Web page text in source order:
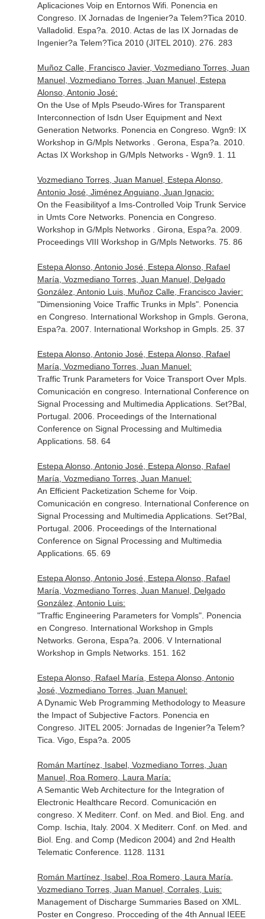
Aplicaciones Voip en Entornos Wifi. Ponencia en
Congreso. IX Jornadas de Ingenier?a Telem?Tica 2010.
Valladolid. Espa?a. 2010. Actas de las IX Jornadas de
Ingenier?a Telem?Tica 2010 (JITEL 2010). 276. 283
Muñoz Calle, Francisco Javier, Vozmediano Torres, Juan
Manuel, Vozmediano Torres, Juan Manuel, Estepa
Alonso, Antonio José:
On the Use of Mpls Pseudo-Wires for Transparent
Interconnection of Isdn User Equipment and Next
Generation Networks. Ponencia en Congreso. Wgn9: IX
Workshop in G/Mpls Networks . Gerona, Espa?a. 2010.
Actas IX Workshop in G/Mpls Networks - Wgn9. 1. 11
Vozmediano Torres, Juan Manuel, Estepa Alonso,
Antonio José, Jiménez Anguiano, Juan Ignacio:
On the Feasibilityof a Ims-Controlled Voip Trunk Service
in Umts Core Networks. Ponencia en Congreso.
Workshop in G/Mpls Networks . Girona, Espa?a. 2009.
Proceedings VIII Workshop in G/Mpls Networks. 75. 86
Estepa Alonso, Antonio José, Estepa Alonso, Rafael
María, Vozmediano Torres, Juan Manuel, Delgado
González, Antonio Luis, Muñoz Calle, Francisco Javier:
"Dimensioning Voice Traffic Trunks in Mpls". Ponencia
en Congreso. International Workshop in Gmpls. Gerona,
Espa?a. 2007. International Workshop in Gmpls. 25. 37
Estepa Alonso, Antonio José, Estepa Alonso, Rafael
María, Vozmediano Torres, Juan Manuel:
Traffic Trunk Parameters for Voice Transport Over Mpls.
Comunicación en congreso. International Conference on
Signal Processing and Multimedia Applications. Set?Bal,
Portugal. 2006. Proceedings of the International
Conference on Signal Processing and Multimedia
Applications. 58. 64
Estepa Alonso, Antonio José, Estepa Alonso, Rafael
María, Vozmediano Torres, Juan Manuel:
An Efficient Packetization Scheme for Voip.
Comunicación en congreso. International Conference on
Signal Processing and Multimedia Applications. Set?Bal,
Portugal. 2006. Proceedings of the International
Conference on Signal Processing and Multimedia
Applications. 65. 69
Estepa Alonso, Antonio José, Estepa Alonso, Rafael
María, Vozmediano Torres, Juan Manuel, Delgado
González, Antonio Luis:
"Traffic Engineering Parameters for Vompls". Ponencia
en Congreso. International Workshop in Gmpls
Networks. Gerona, Espa?a. 2006. V International
Workshop in Gmpls Networks. 151. 162
Estepa Alonso, Rafael María, Estepa Alonso, Antonio
José, Vozmediano Torres, Juan Manuel:
A Dynamic Web Programming Methodology to Measure
the Impact of Subjective Factors. Ponencia en
Congreso. JITEL 2005: Jornadas de Ingenier?a Telem?
Tica. Vigo, Espa?a. 2005
Román Martínez, Isabel, Vozmediano Torres, Juan
Manuel, Roa Romero, Laura María:
A Semantic Web Architecture for the Integration of
Electronic Healthcare Record. Comunicación en
congreso. X Mediterr. Conf. on Med. and Biol. Eng. and
Comp. Ischia, Italy. 2004. X Mediterr. Conf. on Med. and
Biol. Eng. and Comp (Medicon 2004) and 2nd Health
Telematic Conference. 1128. 1131
Román Martínez, Isabel, Roa Romero, Laura María,
Vozmediano Torres, Juan Manuel, Corrales, Luis:
Management of Discharge Summaries Based on XML.
Poster en Congreso. Procceding of the 4th Annual IEEE